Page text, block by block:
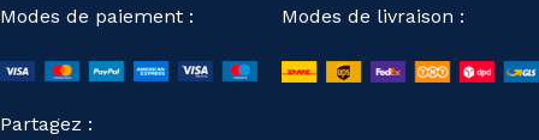
Modes de paiement : Modes de livraison :
Partagez :